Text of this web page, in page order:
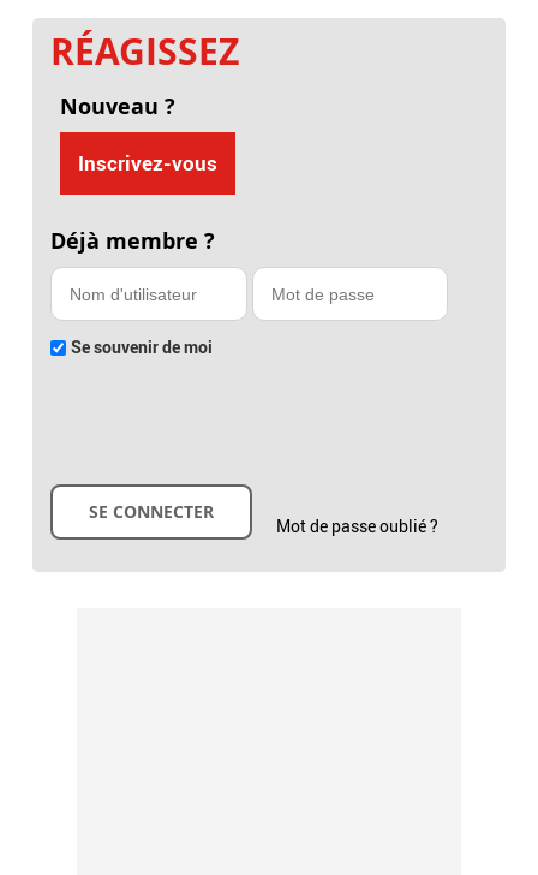
RÉAGISSEZ
Nouveau ?
Inscrivez-vous
Déjà membre ?
Se souvenir de moi
Mot de passe oublié ?